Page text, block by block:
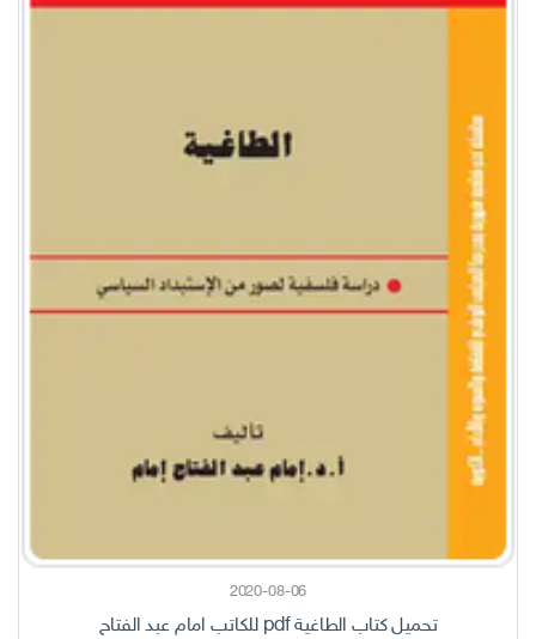
2020-08-06
تحميل كتاب الطاغية pdf للكاتب امام عبد الفتاح